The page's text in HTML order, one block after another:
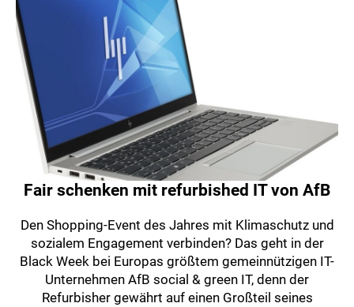
Fair schenken mit refurbished IT von AfB
Den Shopping-Event des Jahres mit Klimaschutz und
sozialem Engagement verbinden? Das geht in der
Black Week bei Europas größtem gemeinnützigen IT-
Unternehmen AfB social & green IT, denn der
Refurbisher gewährt auf einen Großteil seines